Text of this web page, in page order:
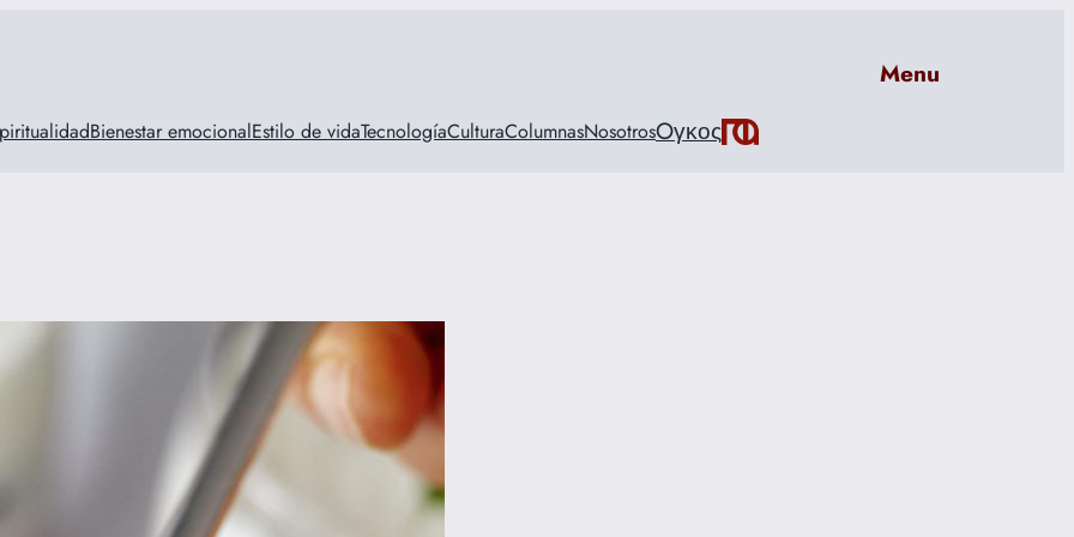
Menu
Bienestar emocionalEstilo de vidaTecnologíaCulturaColumnasNosotrosOγκος